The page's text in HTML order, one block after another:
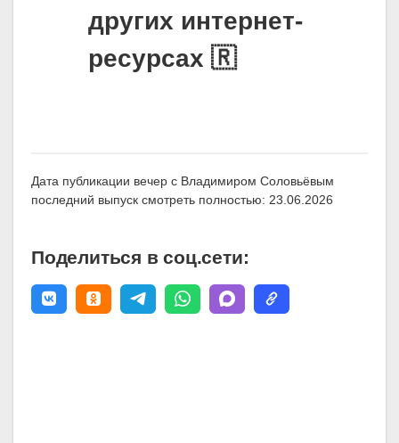
других интернет-
ресурсах 🇷
Дата публикации вечер с Владимиром Соловьёвым
последний выпуск смотреть полностью: 23.06.2026
Поделиться в соц.сети: